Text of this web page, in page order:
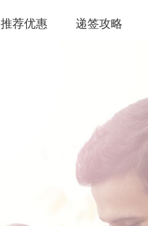
推荐优惠 递签攻略